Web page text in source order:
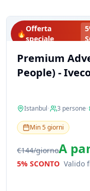
🔥
Offerta
speciale
Premium
People) -
Istanbul• 3 persone•
Min5giorni
€144/giornoA
5% SCONTO Valido